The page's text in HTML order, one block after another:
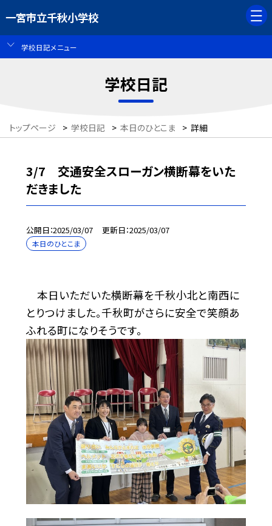
一宮市立千秋小学校
学校日記メニュー
学校日記
トップページ > 学校日記 > 本日のひとこま > 詳細
3/7 交通安全スローガン横断幕をいた
だきました
公開日 2025/03/07 更新日 2025/03/07
本日のひとこま
本日いただいた横断幕を千秋小北と南西に
とりつけました。千秋町がさらに安全で笑顔あ
ふれる町になりそうです。